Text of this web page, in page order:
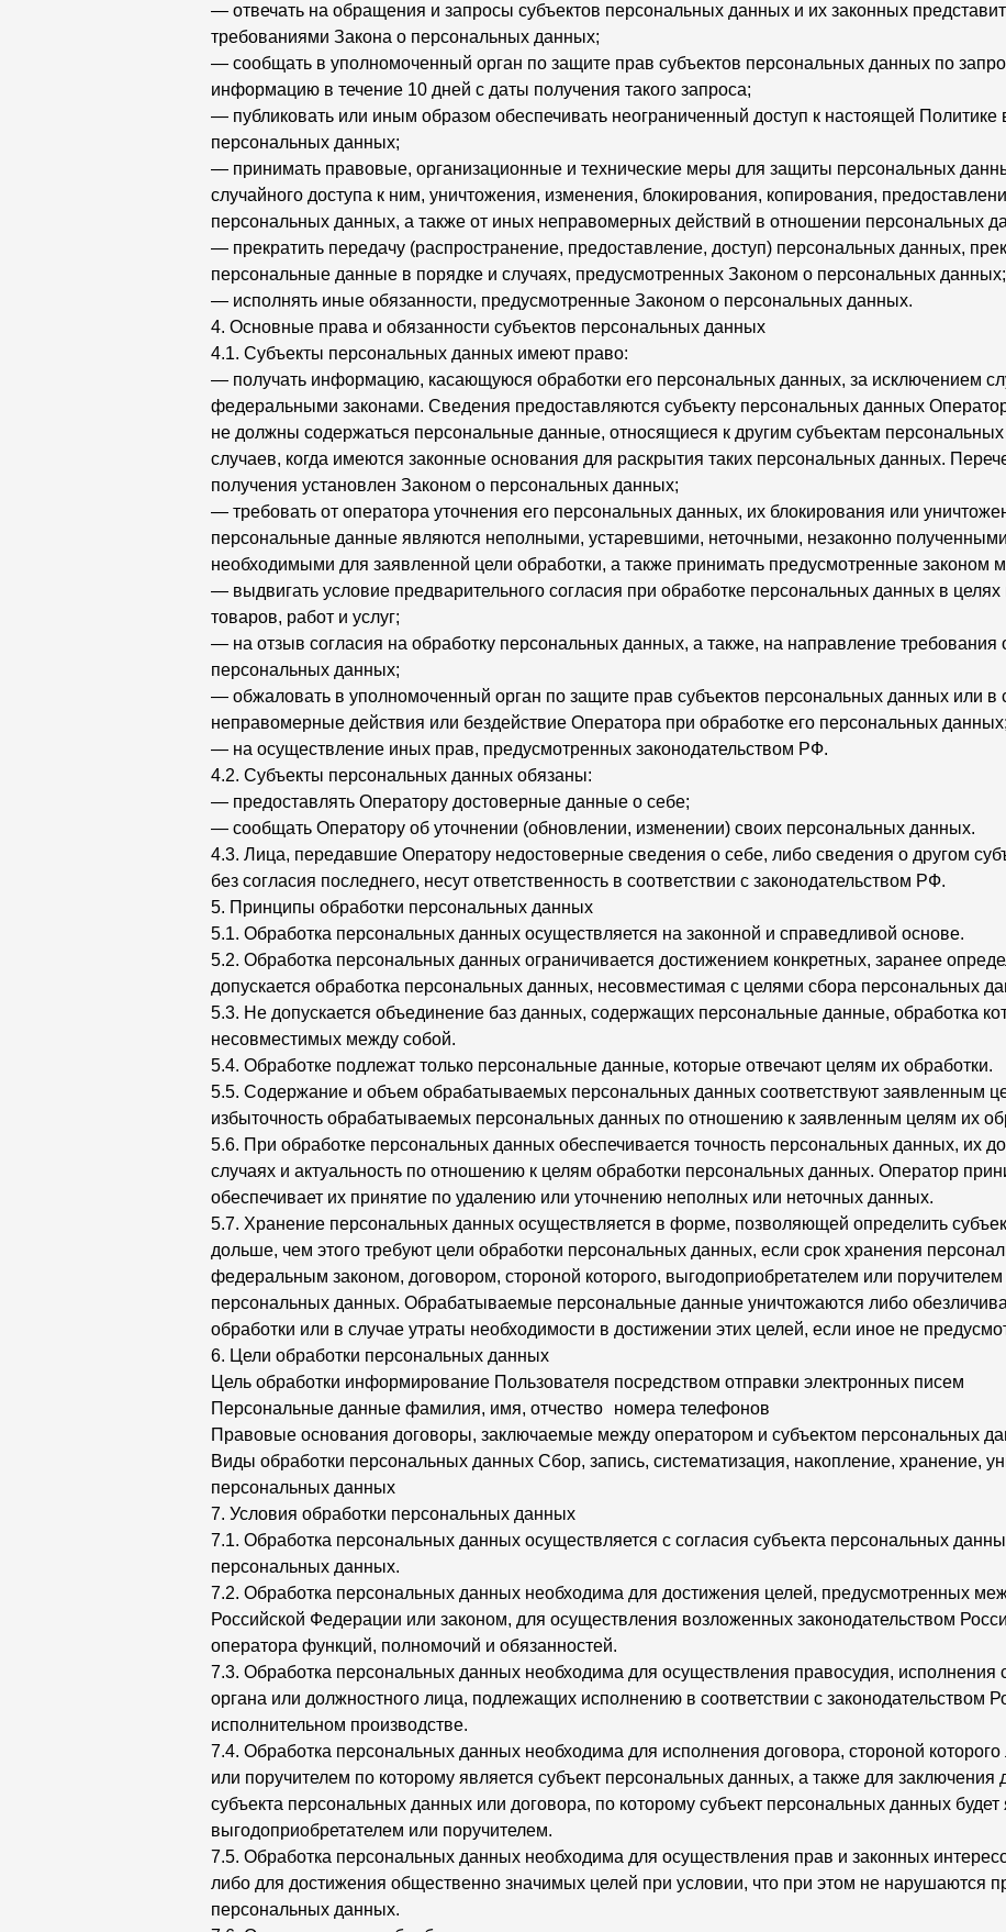
— отвечать на обращения и запросы субъектов персональных данных и их законных
требованиями Закона о персональных данных;
— сообщать в уполномоченный орган по защите прав субъектов персональных данных по
информацию в течение 10 дней с даты получения такого запроса;
— публиковать или иным образом обеспечивать неограниченный доступ к настоящей Политике
персональных данных;
— принимать правовые, организационные и технические меры для защиты персональных
случайного доступа к ним, уничтожения, изменения, блокирования, копирования,
персональных данных, а также от иных неправомерных действий в отношении персональных
— прекратить передачу (распространение, предоставление, доступ) персональных данных,
персональные данные в порядке и случаях, предусмотренных Законом о персональных данных;
— исполнять иные обязанности, предусмотренные Законом о персональных данных.
4. Основные права и обязанности субъектов персональных данных
4.1. Субъекты персональных данных имеют право:
— получать информацию, касающуюся обработки его персональных данных, за исключением
федеральными законами. Сведения предоставляются субъекту персональных данных
не должны содержаться персональные данные, относящиеся к другим субъектам
случаев, когда имеются законные основания для раскрытия таких персональных данных.
получения установлен Законом о персональных данных;
— требовать от оператора уточнения его персональных данных, их блокирования или
персональные данные являются неполными, устаревшими, неточными, незаконно
необходимыми для заявленной цели обработки, а также принимать предусмотренные законом
— выдвигать условие предварительного согласия при обработке персональных данных в
товаров, работ и услуг;
— на отзыв согласия на обработку персональных данных, а также, на направление требования
персональных данных;
— обжаловать в уполномоченный орган по защите прав субъектов персональных данных или в
неправомерные действия или бездействие Оператора при обработке его персональных данных;
— на осуществление иных прав, предусмотренных законодательством РФ.
4.2. Субъекты персональных данных обязаны:
— предоставлять Оператору достоверные данные о себе;
— сообщать Оператору об уточнении (обновлении, изменении) своих персональных данных.
4.3. Лица, передавшие Оператору недостоверные сведения о себе, либо сведения о другом
без согласия последнего, несут ответственность в соответствии с законодательством РФ.
5. Принципы обработки персональных данных
5.1. Обработка персональных данных осуществляется на законной и справедливой основе.
5.2. Обработка персональных данных ограничивается достижением конкретных, заранее
допускается обработка персональных данных, несовместимая с целями сбора персональных
5.3. Не допускается объединение баз данных, содержащих персональные данные, обработка
несовместимых между собой.
5.4. Обработке подлежат только персональные данные, которые отвечают целям их обработки.
5.5. Содержание и объем обрабатываемых персональных данных соответствуют заявленным
избыточность обрабатываемых персональных данных по отношению к заявленным целям их
5.6. При обработке персональных данных обеспечивается точность персональных данных, их
случаях и актуальность по отношению к целям обработки персональных данных. Оператор
обеспечивает их принятие по удалению или уточнению неполных или неточных данных.
5.7. Хранение персональных данных осуществляется в форме, позволяющей определить
дольше, чем этого требуют цели обработки персональных данных, если срок хранения
федеральным законом, договором, стороной которого, выгодоприобретателем или поручителем
персональных данных. Обрабатываемые персональные данные уничтожаются либо
обработки или в случае утраты необходимости в достижении этих целей, если иное не
6. Цели обработки персональных данных
Цель обработки информирование Пользователя посредством отправки электронных писем
Персональные данные фамилия, имя, отчество номера телефонов
Правовые основания договоры, заключаемые между оператором и субъектом персональных
Виды обработки персональных данных Сбор, запись, систематизация, накопление, хранение,
персональных данных
7. Условия обработки персональных данных
7.1. Обработка персональных данных осуществляется с согласия субъекта персональных
персональных данных.
7.2. Обработка персональных данных необходима для достижения целей, предусмотренных
Российской Федерации или законом, для осуществления возложенных законодательством
оператора функций, полномочий и обязанностей.
7.3. Обработка персональных данных необходима для осуществления правосудия, исполнения
органа или должностного лица, подлежащих исполнению в соответствии с законодательством
исполнительном производстве.
7.4. Обработка персональных данных необходима для исполнения договора, стороной
или поручителем по которому является субъект персональных данных, а также для заключения
субъекта персональных данных или договора, по которому субъект персональных данных будет
выгодоприобретателем или поручителем.
7.5. Обработка персональных данных необходима для осуществления прав и законных
либо для достижения общественно значимых целей при условии, что при этом не нарушаются
персональных данных.